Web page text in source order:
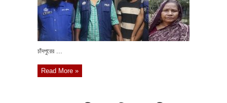
চাঁদপুরের ...
Read More »